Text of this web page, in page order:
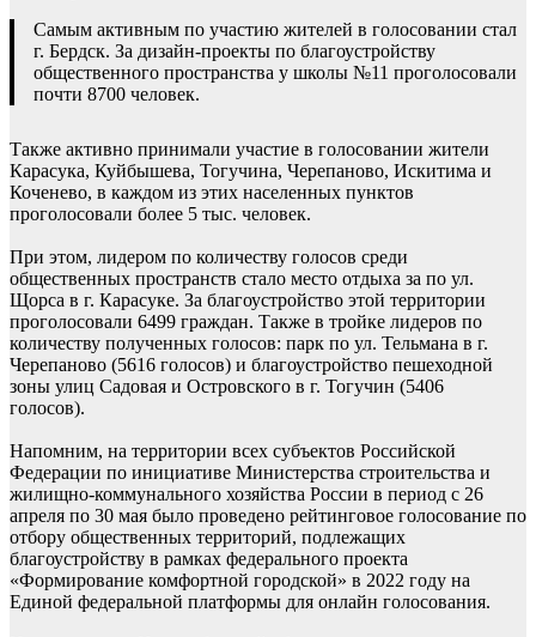
Самым активным по участию жителей в голосовании стал
г. Бердск. За дизайн-проекты по благоустройству
общественного пространства у школы №11 проголосовали
почти 8700 человек.
Также активно принимали участие в голосовании жители
Карасука, Куйбышева, Тогучина, Черепаново, Искитима и
Коченево, в каждом из этих населенных пунктов
проголосовали более 5 тыс. человек.
При этом, лидером по количеству голосов среди
общественных пространств стало место отдыха за по ул.
Щорса в г. Карасуке. За благоустройство этой территории
проголосовали 6499 граждан. Также в тройке лидеров по
количеству полученных голосов: парк по ул. Тельмана в г.
Черепаново (5616 голосов) и благоустройство пешеходной
зоны улиц Садовая и Островского в г. Тогучин (5406
голосов).
Напомним, на территории всех субъектов Российской
Федерации по инициативе Министерства строительства и
жилищно-коммунального хозяйства России в период с 26
апреля по 30 мая было проведено рейтинговое голосование по
отбору общественных территорий, подлежащих
благоустройству в рамках федерального проекта
«Формирование комфортной городской» в 2022 году на
Единой федеральной платформы для онлайн голосования.